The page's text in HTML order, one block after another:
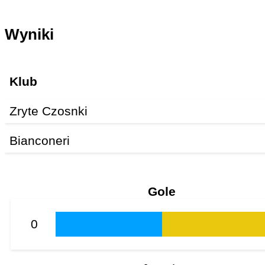
Wyniki
Klub
Zryte Czosnki
Bianconeri
Gole
0